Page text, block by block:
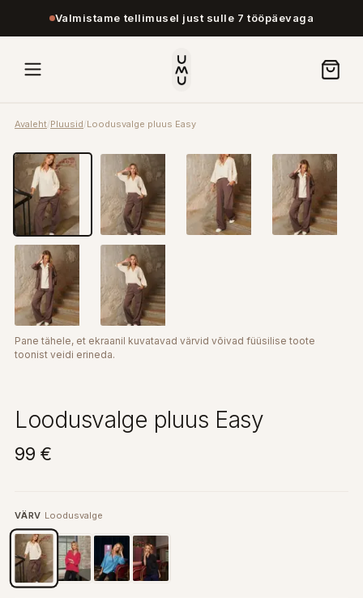
Valmistame tellimusel just sulle 7 tööpäevaga
Avaleht/Pluusid/Loodusvalge pluus Easy
Pane tähele, et ekraanil kuvatavad värvid võivad füüsilise toote
toonist veidi erineda.
Loodusvalge pluus Easy
99 €
VÄRV Loodusvalge